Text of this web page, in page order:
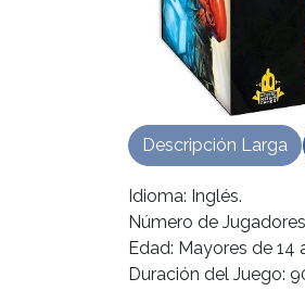
Idioma: Inglés.
Número de
Edad: Mayores de 14
Duración del Juego:
Descripción Larga